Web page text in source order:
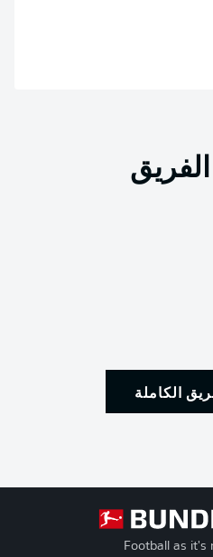
الكاملة
Football as it's